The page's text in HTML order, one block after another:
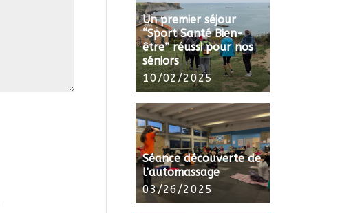
Un premier séjour
“Sport Santé Bien-
être” réussi pour nos
séniors
10/02/2025
Séance découverte de
l’automassage
03/26/2025